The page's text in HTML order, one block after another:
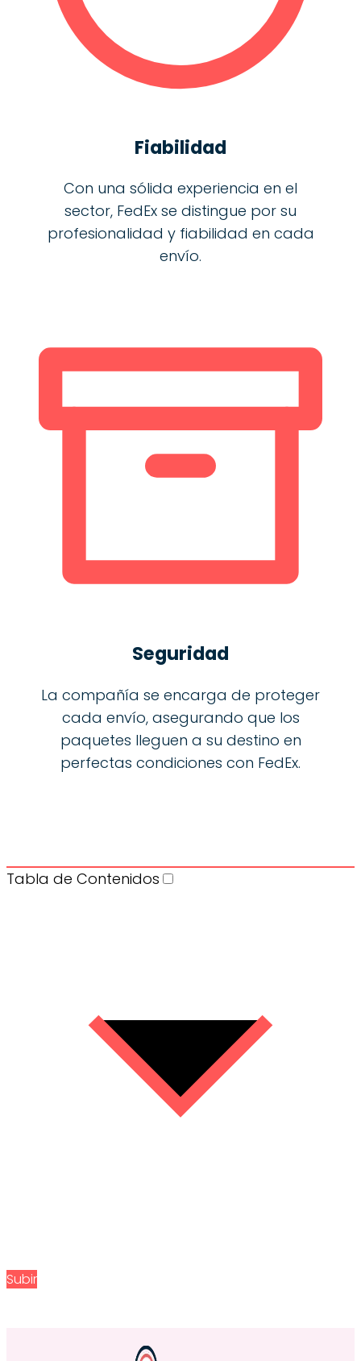
Fiabilidad
Con una sólida experiencia en el
sector, FedEx se distingue por su
profesionalidad y fiabilidad en cada
envío.
Seguridad
La compañía se encarga de proteger
cada envío, asegurando que los
paquetes lleguen a su destino en
perfectas condiciones con FedEx.
Tabla de Contenidos
Subir